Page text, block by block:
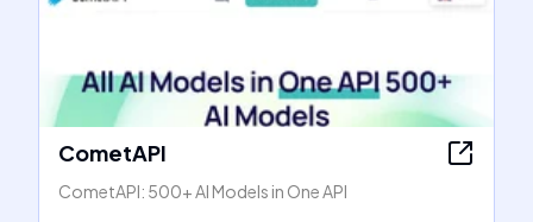
CometAPI
CometAPI: 500+ AI Models in One API